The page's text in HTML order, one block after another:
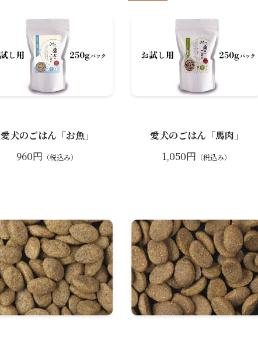
愛犬のごはん「お魚」
960円 （税込み）
愛犬のごはん「馬肉」
1,050円 （税込み）